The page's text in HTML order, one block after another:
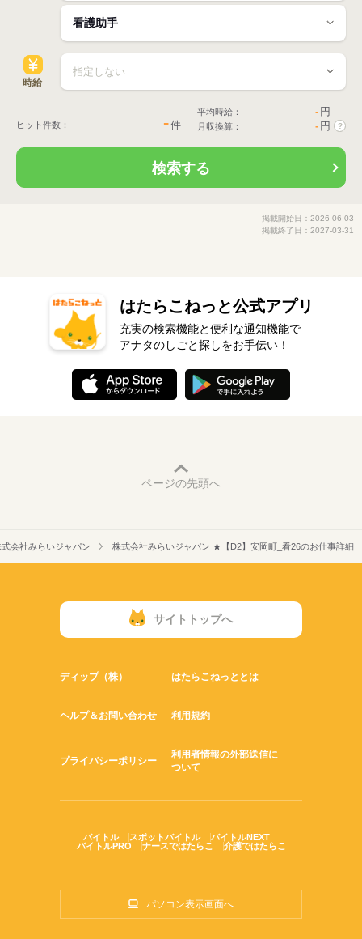
時給
ヒット件数： -件
平均時給： - 円
月収換算： - 円 ?
検索する
掲載開始日：2026-06-03
掲載終了日：2027-03-31
はたらこねっと公式アプリ
充実の検索機能と便利な通知機能で
アナタのしごと探しをお手伝い！
ページの先頭へ
式会社みらいジャパン 株式会社みらいジャパン ★【D2】安岡町_看26のお仕事詳細
サイトトップへ
ディップ（株） はたらこねっととは
ヘルプ＆お問い合わせ 利用規約
プライバシーポリシー
利用者情報の外部送信に
ついて
バイトル スポットバイトル
バイトルNEXT
バイトルPRO
ナースではたらこ 介護ではたらこ
パソコン表示画面へ